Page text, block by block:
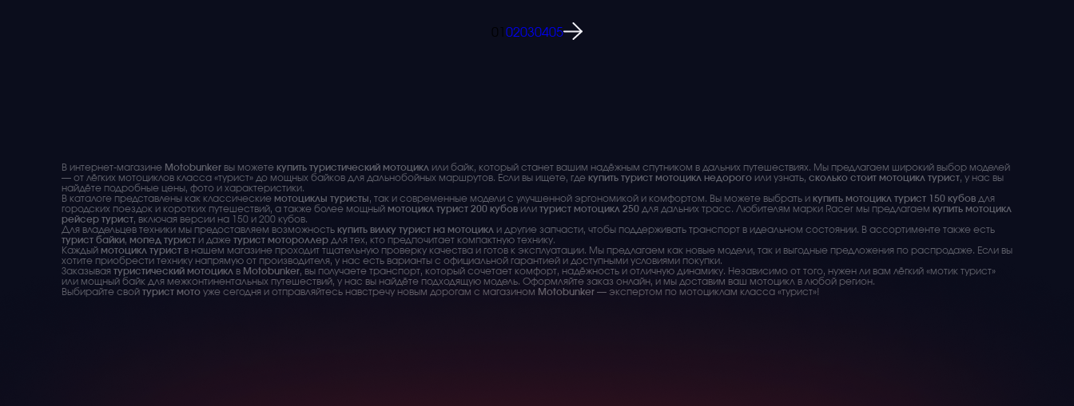
02030405
В интернет-магазине Motobunker вы можете купить туристический мотоцикл или байк, который станет вашим надёжным спутником в дальних путешествиях. Мы предлагаем широкий выбор моделей
— от лёгких мотоциклов класса «турист» до мощных байков для дальнобойных маршрутов. Если вы ищете, где купить турист мотоцикл недорого или узнать, сколько стоит мотоцикл турист, у нас вы
найдёте подробные цены, фото и характеристики.
В каталоге представлены как классические мотоциклы туристы, так и современные модели с улучшенной эргономикой и комфортом. Вы можете выбрать и купить мотоцикл турист 150 кубов для
городских поездок и коротких путешествий, а также более мощный мотоцикл турист 200 кубов или турист мотоцикл 250 для дальних трасс. Любителям марки Racer мы предлагаем купить мотоцикл
рейсер турист, включая версии на 150 и 200 кубов.
Для владельцев техники мы предоставляем возможность купить вилку турист на мотоцикл и другие запчасти, чтобы поддерживать транспорт в идеальном состоянии. В ассортименте также есть
турист байки, мопед турист и даже турист мотороллер для тех, кто предпочитает компактную технику.
Каждый мотоцикл турист в нашем магазине проходит тщательную проверку качества и готов к эксплуатации. Мы предлагаем как новые модели, так и выгодные предложения по распродаже. Если вы
хотите приобрести технику напрямую от производителя, у нас есть варианты с официальной гарантией и доступными условиями покупки.
Заказывая туристический мотоцикл в Motobunker, вы получаете транспорт, который сочетает комфорт, надёжность и отличную динамику. Независимо от того, нужен ли вам лёгкий «мотик турист»
или мощный байк для межконтинентальных путешествий, у нас вы найдёте подходящую модель. Оформляйте заказ онлайн, и мы доставим ваш мотоцикл в любой регион.
Выбирайте свой турист мото уже сегодня и отправляйтесь навстречу новым дорогам с магазином Motobunker — экспертом по мотоциклам класса «турист»!